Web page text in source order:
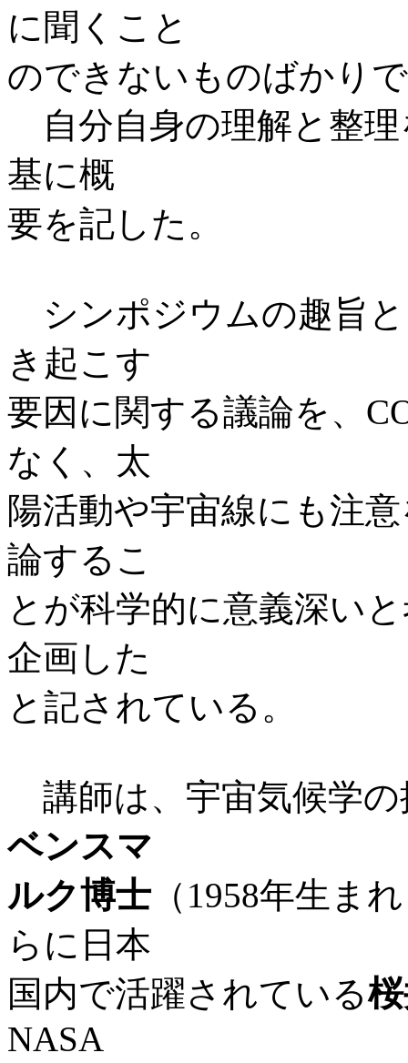
に聞くこと
のできないものばかり
自分自身の理解と整理
基に概
要を記した。
シンポジウムの趣旨
き起こす
要因に関する議論を、
なく、太
陽活動や宇宙線にも注
論するこ
とが科学的に意義深い
企画した
と記されている。
講師は、宇宙気候学の
ベンスマ
ルク博士 （1958年生ま
らに日本
国内で活躍されている
NASA